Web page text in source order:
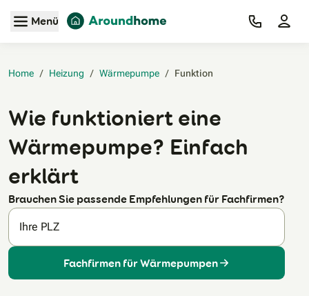
Zum Hauptinhalt
Menü
Home / Heizung / Wärmepumpe / Funktion‎
Wie funktioniert eine
Wärmepumpe? Einfach
erklärt
Brauchen Sie passende Empfehlungen für Fachfirmen?
Ihre PLZ
Fachfirmen für Wärmepumpen